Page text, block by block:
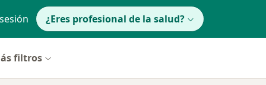
¿Eres profesional de la salud?
filtros